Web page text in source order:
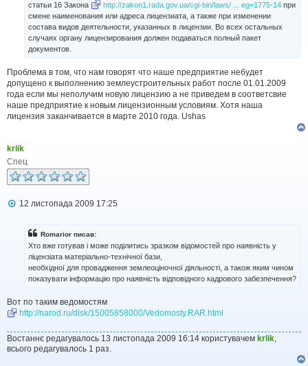
статьи 16 Закона
http://zakon1.rada.gov.ua/cgi-bin/laws/ ... eg=1775-14 при
смене наименования или адреса лицензиата, а также при изменении
состава видов деятельности, указанных в лицензии. Во всех остальных
случаях органу лицензирования должен подаваться полный пакет
документов.
Проблема в том, что нам говорят что наше предприятие небудет
допущено к выполнению землеустроительных работ после 01.01.2009
года если мы неполучим новую лицензию а не приведем в соответсвие
наше предприятие к новым лицензионным условиям. Хотя наша
лицензия заканчивается в марте 2010 года. Ushas
krlik
Спец
П
н
я
12 листопада 2009 17:25
Romarior писав:
Хто вже готував і може поділитись зразком відомостей про наявність у
ліцензіата матеріально-технічної бази,
необхідної для провадження землеоціночної діяльності, а також яким чином
показувати інформацію про наявність відповідного кадрового забезпечення?
Вот по таким ведомостям
http://narod.ru/disk/15005858000/Vedomosty.RAR.html
Востаннє редагувалось 13 листопада 2009 16:14 користувачем krlik,
всього редагувалось 1 раз.